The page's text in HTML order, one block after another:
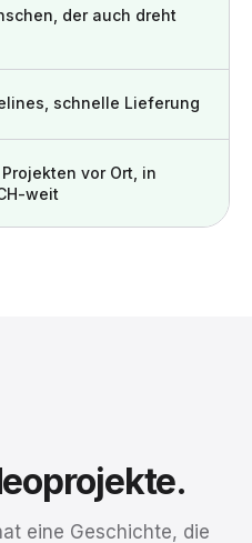
der auch dreht
schnelle Lieferung
vor Ort, in
weit
eine Geschichte, die